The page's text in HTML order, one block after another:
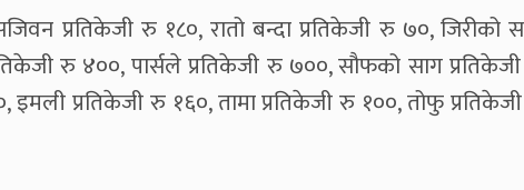
प्रतिकेजी रु १८०, रातो बन्दा प्रतिकेजी रु ७०, जिरीको
रु ४००, पार्सले प्रतिकेजी रु ७००, सौफको साग
इमली प्रतिकेजी रु १६०, तामा प्रतिकेजी रु १००, तोफु